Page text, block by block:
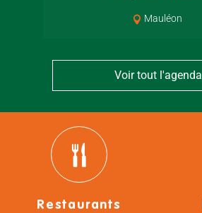
Mauléon
Voir tout l'agenda
Restaurants